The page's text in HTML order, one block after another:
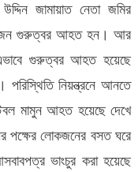
জামায়াত নেতা জমির
৪ জন গুরুত্বর আহত হন। আর
গুরুত্বর আহত হয়েছে
পরিস্থিতি নিয়ন্ত্রনে আনতে
মামুন আহত হয়েছে দেখে
পক্ষের লোকজনের বসত ঘরে
ভাংচুর করা হয়েছে